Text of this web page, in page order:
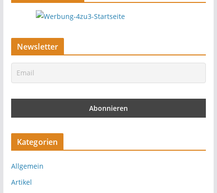
Newsletter
Kategorien
Allgemein
Artikel